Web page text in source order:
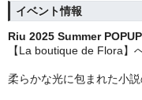
イベント情報
Riu 2025 Summer
【La boutique de Flora】
柔らかな光に包まれた小